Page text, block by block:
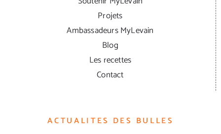
Projets
Ambassadeurs MyLevain
Blog
Les recettes
Contact
ACTUALITES DES BULLES